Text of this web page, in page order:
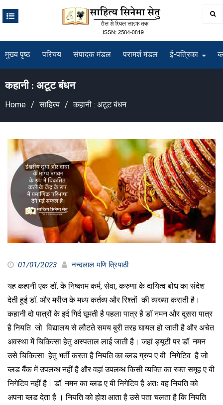
मुख्य पृष्ठ परिचय संपादक मंडल परामर्श मंडल ई-पत्रिका
कहानी : अटूट बंधन
Home साहित्य कहानी : अटूट बंधन
01/01/2023 नन्दलाल मणि त्रिपाठी
यह कहानी एक डॉ. के निष्काम कर्म, सेवा, करुणा के दायित्व बोध का संदेश
देती हुई डॉ. और मरीज के मध्य कर्तव्य और रिश्तों की व्यख्या कराती है।
कहानी दो पात्रों के इर्द गिर्द घूमती है पहला पात्र है डॉ नमन और दूसरा पात्र
है नियति जो विद्यालय से लौटते समय बुरी तरह घायल हो जाती है और अचेत
अवस्था में चिकित्सा हेतु अस्पताल लाई जाती है। जहां ड्यूटी पर डॉ. नमन
उसे चिकित्सा हेतु भर्ती करता है नियति का ब्लड ग्रुप ए बी निगेटिव है जो
ब्लड बैंक में उपलब्ध नहीं है और वहां उपलब्ध किसी व्यक्ति का रक्त समूह ए बी
निगेटिव नहीं है। डॉ. नमन का ब्लड ए बी निगेटिव है अतः वह नियति को
अपना ब्लड देता है । नियति को होश आता है उसे पता चलता है कि नियति